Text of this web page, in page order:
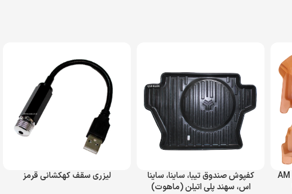
کفپوش پنج بعدی مارون برند AM
کفپوش صندوق تیبا، ساینا، ساینا
اس، سهند پلی اتیلن (ماهوت)
لیزری سقف کهکشانی قرمز